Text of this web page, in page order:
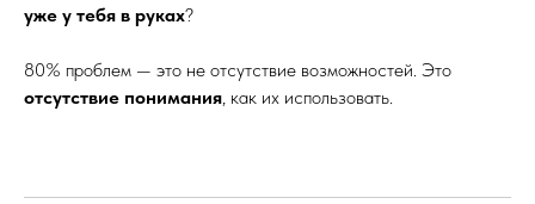
уже у тебя в руках?
80% проблем — это не отсутствие возможностей. Это
отсутствие понимания, как их использовать.